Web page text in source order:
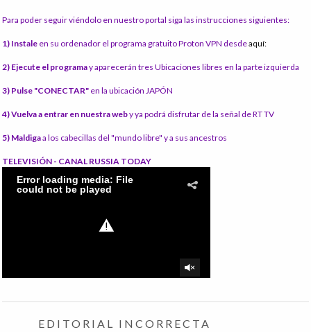
Para poder seguir viéndolo en nuestro portal siga las instrucciones siguientes:
1) Instale en su ordenador el programa gratuito Proton VPN desdeaquí:
2) Ejecute el programay aparecerán tres Ubicaciones libres en la parte izquierda
3) Pulse "CONECTAR" en la ubicación JAPÓN
4) Vuelva a entrar en nuestra weby ya podrá disfrutar de la señal de RT TV
5) Maldigaa los cabecillas del "mundo libre" y a sus ancestros
TELEVISIÓN - CANAL RUSSIA TODAY
EDITORIAL INCORRECTA